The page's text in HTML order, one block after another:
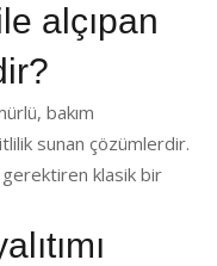
alçıpan
bakım
sunan çözümlerdir.
klasik bir